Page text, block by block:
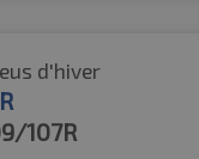
d'hiver
107R